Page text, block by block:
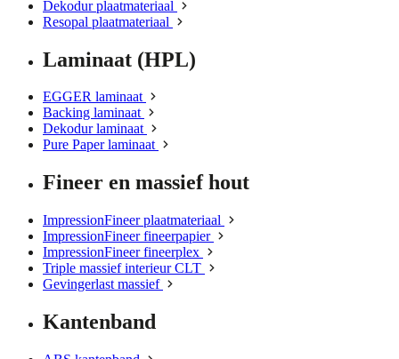
Dekodur plaatmateriaal
Resopal plaatmateriaal
Laminaat (HPL)
EGGER laminaat
Backing laminaat
Dekodur laminaat
Pure Paper laminaat
Fineer en massief hout
ImpressionFineer plaatmateriaal
ImpressionFineer fineerpapier
ImpressionFineer fineerplex
Triple massief interieur CLT
Gevingerlast massief
Kantenband